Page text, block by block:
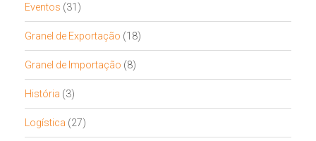
Eventos (31)
Granel de Exportação (18)
Granel de Importação (8)
História (3)
Logística (27)